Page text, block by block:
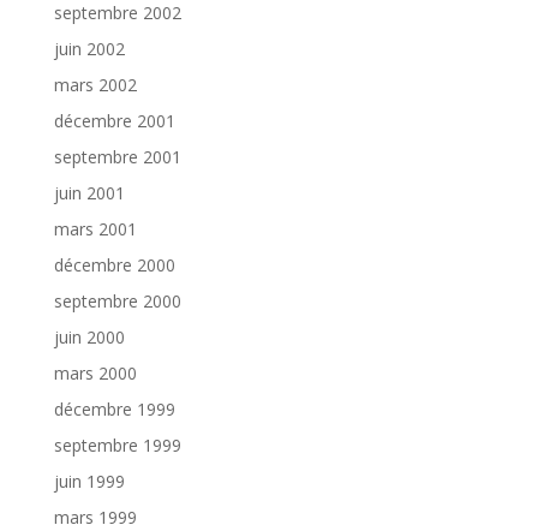
septembre 2002
juin 2002
mars 2002
décembre 2001
septembre 2001
juin 2001
mars 2001
décembre 2000
septembre 2000
juin 2000
mars 2000
décembre 1999
septembre 1999
juin 1999
mars 1999